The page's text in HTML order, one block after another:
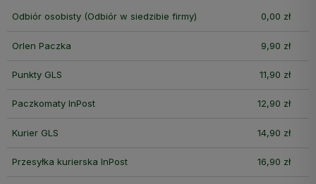
Odbiór osobisty(Odbiór w siedzibie firmy) 0,00 zł
Orlen Paczka 9,90 zł
Punkty GLS 11,90 zł
Paczkomaty InPost 12,90 zł
Kurier GLS 14,90 zł
Przesyłka kurierska InPost 16,90 zł